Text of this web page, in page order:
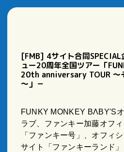
[FMB] 4サイト合同
ュー20周年全国ツアー「
20th anniversary TOUR ～
～」－
FUNKY MONKEY BΛBY'S
ラブ、ファンキー加藤オフ
「ファンキー号」、オフィ
サイト「ファンキーランド